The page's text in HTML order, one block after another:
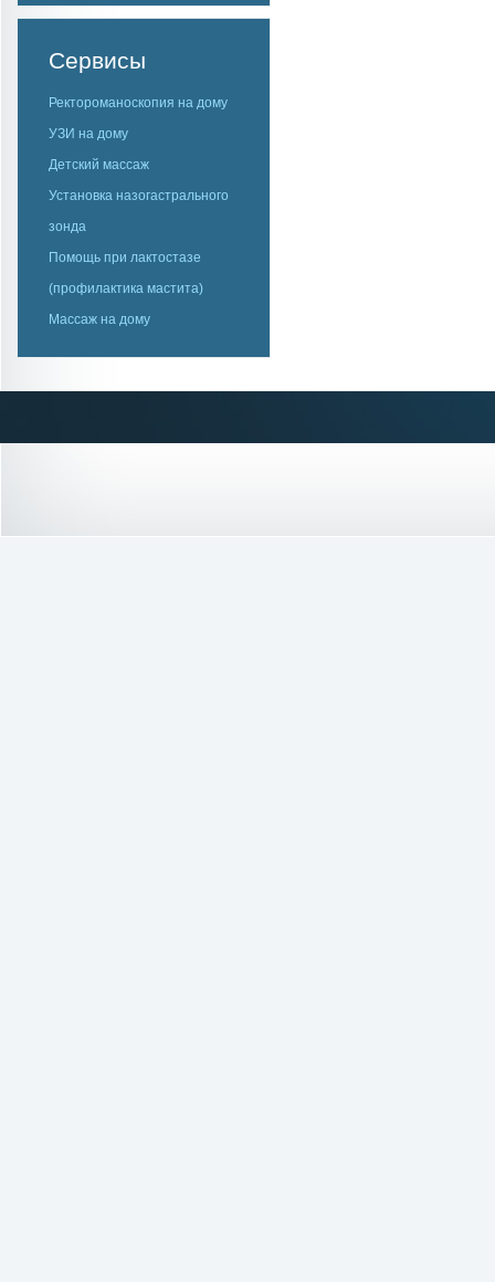
Сервисы
Ректороманоскопия на дому
УЗИ на дому
Детский массаж
Установка назогастрального
зонда
Помощь при лактостазе
(профилактика мастита)
Массаж на дому